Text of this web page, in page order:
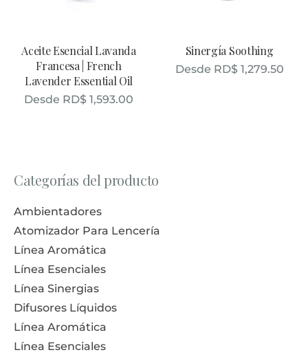
Categorías del producto
Ambientadores
Atomizador Para Lencería
Línea Aromática
Línea Esenciales
Línea Sinergias
Difusores Líquidos
Línea Aromática
Línea Esenciales
Aceite Esencial Lavanda
Francesa | French
Lavender Essential Oil
Desde RD$ 1,593.00
Sinergía Soothing
Desde RD$1,279.50